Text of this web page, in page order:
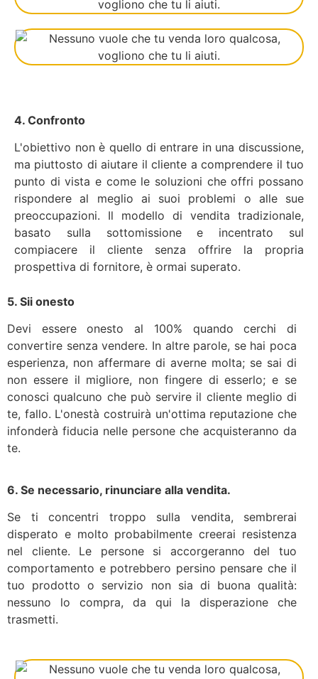
4. Confronto
L'obiettivo non è quello di entrare in una discussione,
ma piuttosto di aiutare il cliente a comprendere il tuo
punto di vista e come le soluzioni che offri possano
rispondere al meglio ai suoi problemi o alle sue
preoccupazioni. Il modello di vendita tradizionale,
basato sulla sottomissione e incentrato sul
compiacere il cliente senza offrire la propria
prospettiva di fornitore, è ormai superato.
5. Sii onesto
Devi essere onesto al 100% quando cerchi di
convertire senza vendere. In altre parole, se hai poca
esperienza, non affermare di averne molta; se sai di
non essere il migliore, non fingere di esserlo; e se
conosci qualcuno che può servire il cliente meglio di
te, fallo. L'onestà costruirà un'ottima reputazione che
infonderà fiducia nelle persone che acquisteranno da
te.
6. Se necessario, rinunciare alla vendita.
Se ti concentri troppo sulla vendita, sembrerai
disperato e molto probabilmente creerai resistenza
nel cliente. Le persone si accorgeranno del tuo
comportamento e potrebbero persino pensare che il
tuo prodotto o servizio non sia di buona qualità:
nessuno lo compra, da qui la disperazione che
trasmetti.